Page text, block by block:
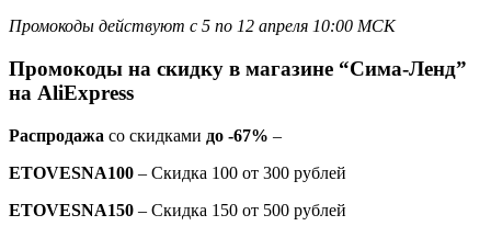
Промокоды действуют с 5 по 12 апреля 10:00 МСК
Промокоды на скидку в магазине “Сима-Ленд”
на AliExpress
Распродажа со скидками до -67% –
ETOVESNA100 – Скидка 100 от 300 рублей
ETOVESNA150 – Скидка 150 от 500 рублей